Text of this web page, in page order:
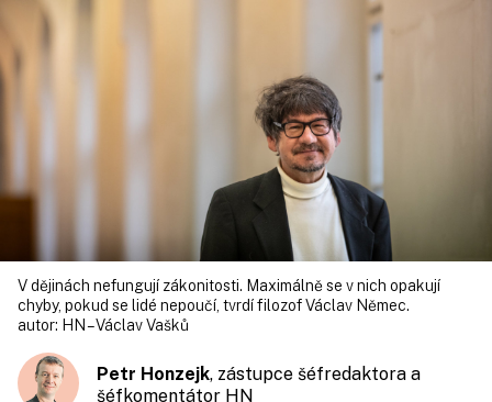
V dějinách nefungují zákonitosti. Maximálně se v nich opakují
chyby, pokud se lidé nepoučí, tvrdí filozof Václav Němec.
autor: HN – Václav Vašků
Petr Honzejk, zástupce šéfredaktora a
šéfkomentátor HN